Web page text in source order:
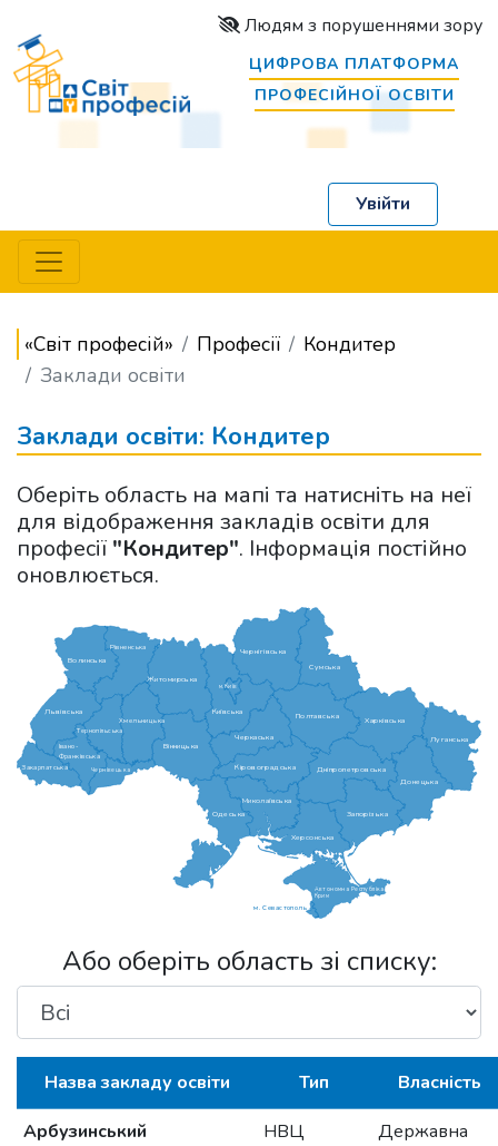
Людям з порушеннями зору
ЦИФРОВА ПЛАТФОРМА
ПРОФЕСІЙНОЇ ОСВІТИ
Увійти
«Світ професій» Професії
Кондитер
Заклади освіти
Заклади освіти: Кондитер
Оберіть область на мапі та натисніть на неї
для відображення закладів освіти для
професії "Кондитер". Інформація постійно
оновлюється.
Вінницька
Волинська
Дніпропетровська
Донецька
Житомирська
Закарпатська
Запорізька
Івано-
Франківська
Київська
Кіровоградська
Луганська
Львівська
м.Київ
Миколаївська
Одеська
Полтавська
Рівненська
Сумська
Тернопільська
Харківська
Херсонська
Хмельницька
Черкаська
Чернівецька
Чернігівська
Автономна Республіка
Крим
м. Севастополь
Або оберіть область зі списку:
Назва закладу освіти Тип
Власність
Арбузинський
НВЦ Державна